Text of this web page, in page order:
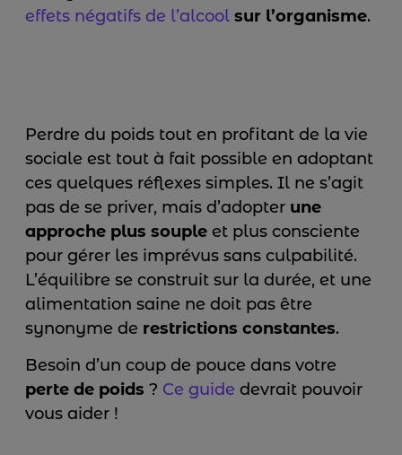
effets négatifs de l’alcool sur l’organisme.
Perdre du poids tout en profitant de la vie
sociale est tout à fait possible en adoptant
ces quelques réflexes simples. Il ne s’agit
pas de se priver, mais d’adopter une
approche plus souple et plus consciente
pour gérer les imprévus sans culpabilité.
L’équilibre se construit sur la durée, et une
alimentation saine ne doit pas être
synonyme de restrictions constantes.
Besoin d’un coup de pouce dans votre
perte de poids ? Ce guide devrait pouvoir
vous aider !